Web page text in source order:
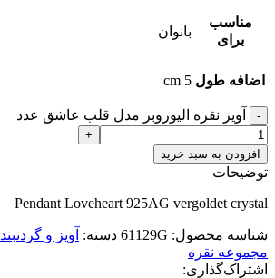
مناسب
برای
بانوان
اضافه طول 5 cm
آویز نقره الیوروبر مدل قلب عاشق عدد
افزودن به سبد خرید
توضیحات
Pendant Loveheart 925AG vergoldet crystal
شناسه محصول: 61129G دسته: آویز و گردنبند
مجموعه نقره
اشتراک‌گذاری: